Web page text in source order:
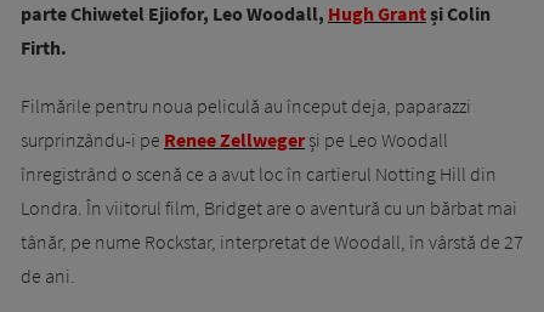
parte Chiwetel Ejiofor, Leo Woodall, Hugh Grantși Colin
Firth.
Filmările pentru noua peliculă au început deja, paparazzi
surprinzându-i pe Renee Zellwegerși pe Leo Woodall
înregistrând o scenă ce a avut loc în cartierul Notting Hill din
Londra. În viitorul film, Bridget are o aventură cu un bărbat mai
tânăr, pe nume Rockstar, interpretat de Woodall, în vârstă de 27
de ani.